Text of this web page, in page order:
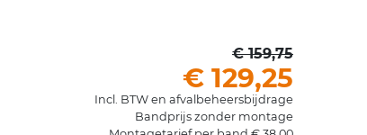
€ 159,75
€ 129,25
Incl. BTW en afvalbeheersbijdrage
Bandprijs zonder montage